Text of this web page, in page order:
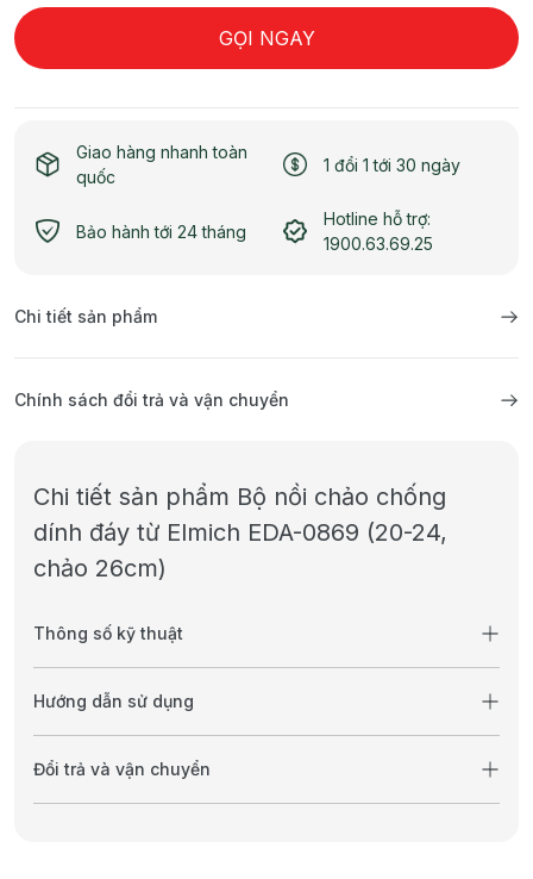
GỌI NGAY
Giao hàng nhanh toàn
quốc
1 đổi 1 tới 30 ngày
Bảo hành tới 24 tháng
Hotline hỗ trợ:
1900.63.69.25
Chi tiết sản phẩm
Chính sách đổi trả và vận chuyển
Chi tiết sản phẩm Bộ nồi chảo chống
dính đáy từ Elmich EDA-0869 (20-24,
chảo 26cm)
Thông số kỹ thuật
Hướng dẫn sử dụng
Đổi trả và vận chuyển